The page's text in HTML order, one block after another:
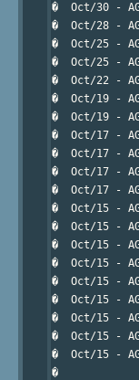
�  Oct/30 -
�  Oct/28 -
�  Oct/25 -
�  Oct/25 -
�  Oct/22 -
�  Oct/19 -
�  Oct/19 -
�  Oct/17 -
�  Oct/17 -
�  Oct/17 -
�  Oct/17 -
�  Oct/15 -
�  Oct/15 -
�  Oct/15 -
�  Oct/15 -
�  Oct/15 -
�  Oct/15 -
�  Oct/15 -
�  Oct/15 -
�  Oct/15 -
�